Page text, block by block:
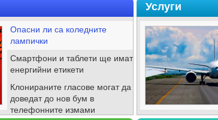
Опасни ли са коледните
лампички
Смартфони и таблети ще имат
енергийни етикети
Клонираните гласове могат да
доведат до нов бум в
телефонните измами
Услуги